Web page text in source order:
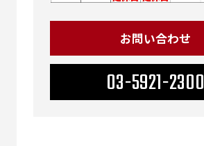
お問い合わせ
03-5921-2300